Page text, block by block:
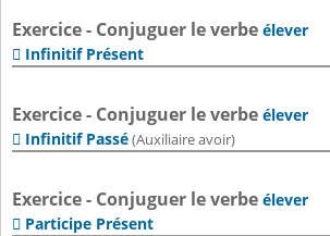
Exercice - Conjuguer le verbe élever
 Infinitif Présent
Exercice - Conjuguer le verbe élever
 Infinitif Passé(Auxiliaire avoir)
Exercice - Conjuguer le verbe élever
 Participe Présent